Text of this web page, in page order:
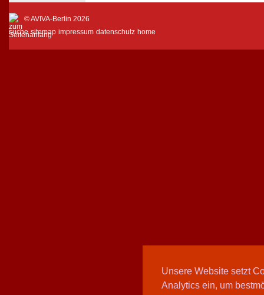
Unsere Website setzt
Analytics ein, um
© AVIVA-Berlin 2026
suche sitemap impressum datenschutz home